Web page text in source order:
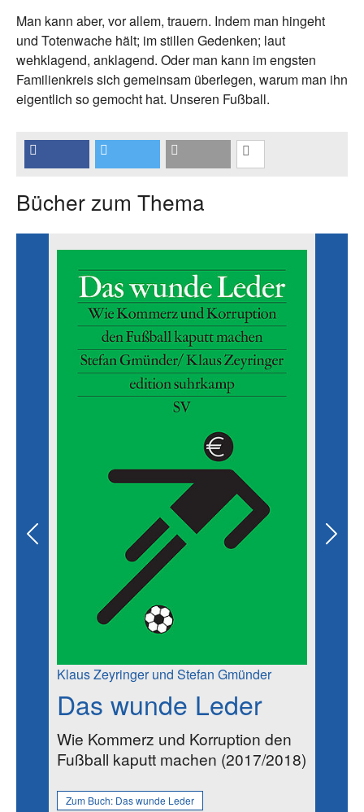
Man kann aber, vor allem, trauern. Indem man hingeht
und Totenwache hält; im stillen Gedenken; laut
wehklagend, anklagend. Oder man kann im engsten
Familienkreis sich gemeinsam überlegen, warum man ihn
eigentlich so gemocht hat. Unseren Fußball.
Bücher zum Thema
Klaus Zeyringer und Stefan Gmünder
Das wunde Leder
Wie Kommerz und Korruption den
Fußball kaputt machen (2017/2018)
Zum Buch: Das wunde Leder
Previous Next